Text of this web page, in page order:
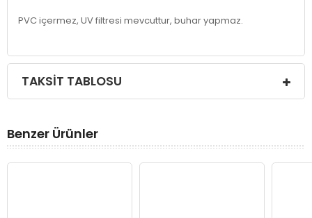
PVC içermez, UV filtresi mevcuttur, buhar yapmaz.
TAKSIT TABLOSU
Benzer Ürünler